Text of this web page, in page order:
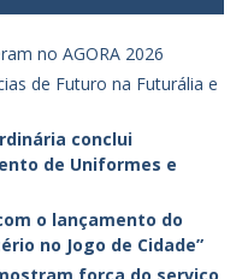
no AGORA 2026
de Futuro na Futurália e
conclui
de Uniformes e
o lançamento do
no Jogo de Cidade”
força do serviço